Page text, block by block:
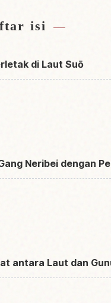
isi
di Laut Suō
Neribei dengan
antara Laut dan